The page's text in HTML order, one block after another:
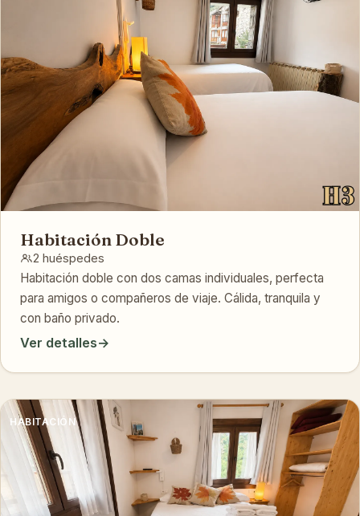
Habitación Doble
2 huéspedes
Habitación doble con dos camas individuales, perfecta
para amigos o compañeros de viaje. Cálida, tranquila y
con baño privado.
Ver detalles→
HABITACIÓN